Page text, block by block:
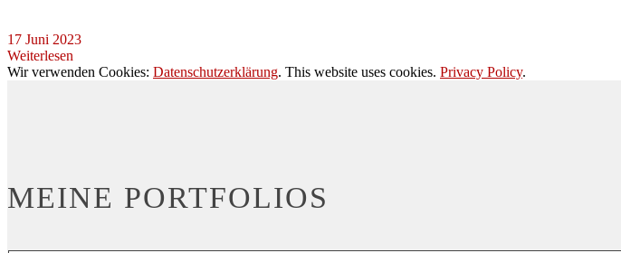
17 Juni 2023
Weiterlesen
Wir verwenden Cookies: Datenschutzerklärung. This website uses cookies. Privacy Policy.
MEINE PORTFOLIOS